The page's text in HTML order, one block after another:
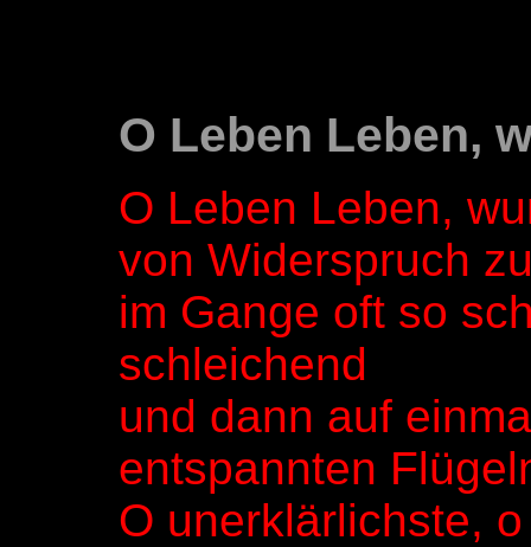
O Leben Leben,
O Leben Leben,
von Widerspruch
im Gange oft so
schleichend
und dann auf
entspannten
O unerklärlichste,